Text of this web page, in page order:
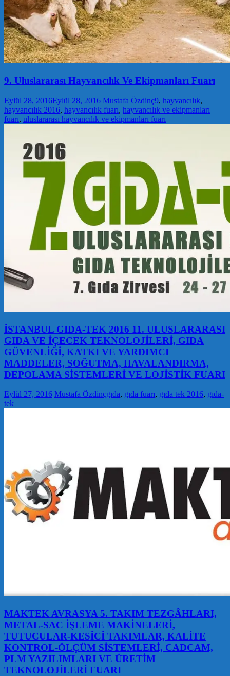
9. Uluslararası Hayvancılık Ve Ekipmanları Fuarı
Eylül 28, 2016Eylül 28, 2016 Mustafa Özdinç9, hayvancılık,
hayvancılık 2016, hayvancılık fuarı, hayvancılık ve ekipmanları
fuarı, uluslararası hayvancılık ve ekipmanları fuarı
İSTANBUL GIDA-TEK 2016 11. ULUSLARARASI
GIDA VE İÇECEK TEKNOLOJİLERİ, GIDA
GÜVENLİĞİ, KATKI VE YARDIMCI
MADDELER, SOĞUTMA, HAVALANDIRMA,
DEPOLAMA SİSTEMLERİ VE LOJİSTİK FUARI
Eylül 27, 2016 Mustafa Özdinçgıda, gıda fuarı, gıda tek 2016, gıda-
tek
MAKTEK AVRASYA 5. TAKIM TEZGÂHLARI,
METAL-SAC İŞLEME MAKİNELERİ,
TUTUCULAR-KESİCİ TAKIMLAR, KALİTE
KONTROL-ÖLÇÜM SİSTEMLERİ, CADCAM,
PLM YAZILIMLARI VE ÜRETİM
TEKNOLOJİLERİ FUARI